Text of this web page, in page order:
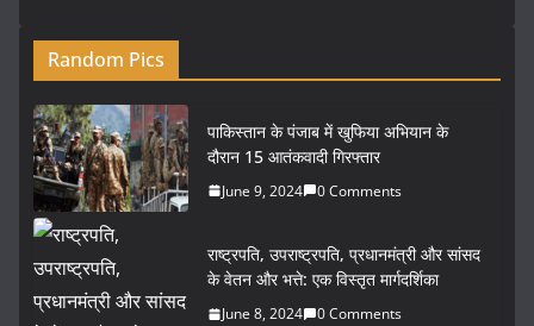
Random Pics
पाकिस्तान के पंजाब में खुफिया अभियान के
दौरान 15 आतंकवादी गिरफ्तार
June 9, 2024 0 Comments
राष्ट्रपति, उपराष्ट्रपति, प्रधानमंत्री और सांसद
के वेतन और भत्ते: एक विस्तृत मार्गदर्शिका
June 8, 2024 0 Comments